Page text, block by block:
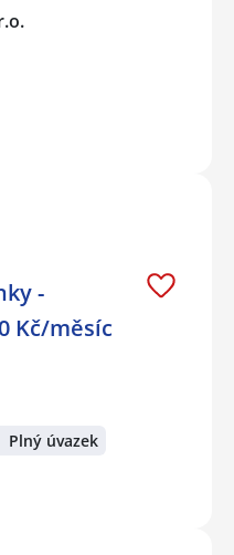
-
Kč/měsíc
Plný úvazek